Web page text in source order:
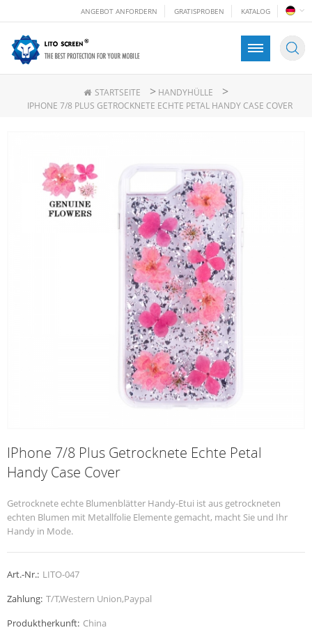
ANGEBOT ANFORDERN GRATISPROBEN KATALOG
STARTSEITE > HANDYHÜLLE >
IPHONE 7/8 PLUS GETROCKNETE ECHTE PETAL HANDY CASE COVER
IPhone 7/8 Plus Getrocknete Echte Petal
Handy Case Cover
Getrocknete echte Blumenblätter Handy-Etui ist aus getrockneten
echten Blumen mit Metallfolie Elemente gemacht, macht Sie und Ihr
Handy in Mode.
Art.-Nr.: LITO-047
Zahlung: T/T,Western Union,Paypal
Produktherkunft: China